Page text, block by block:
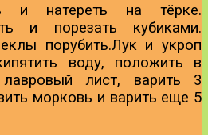
и натереть на тёрке.
и порезать кубиками.
порубить.Лук и укроп
воду, положить в
лист, варить 3
морковь и варить еще 5